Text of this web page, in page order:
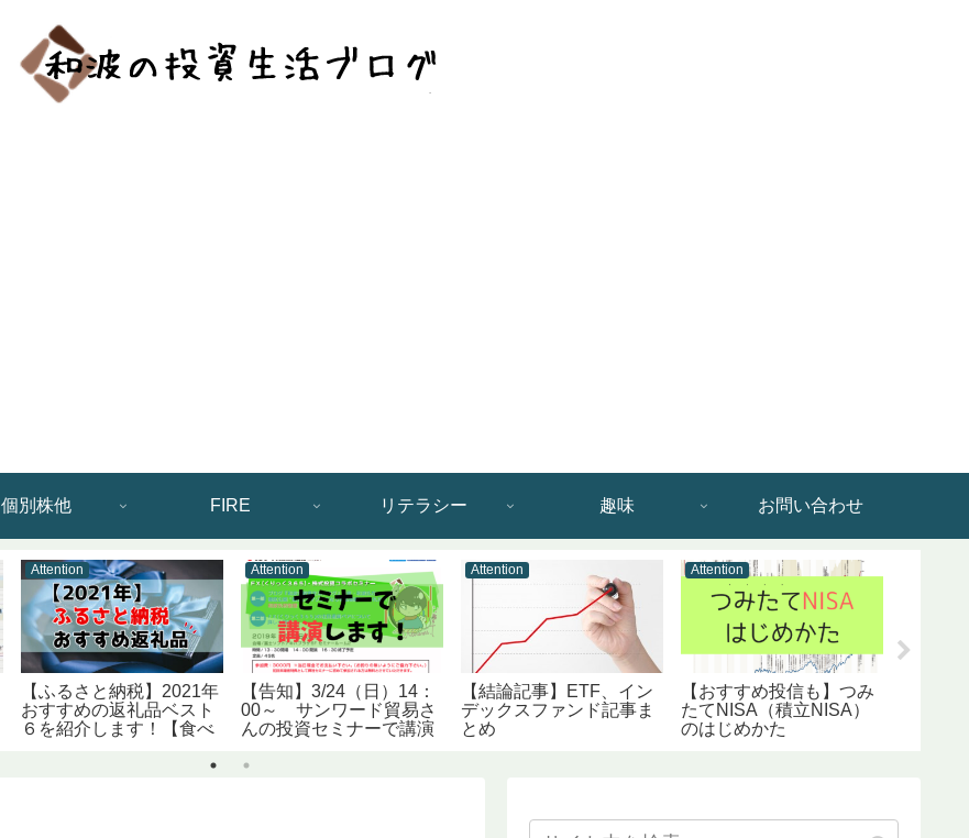
個別株他 FIRE リテラシー 趣味 お問い合わせ
Attention
【ふるさと納税】2021年
おすすめの返礼品ベスト
６を紹介します！【食べ
Attention
【告知】3/24（日）14：
00～ サンワード貿易さ
んの投資セミナーで講演
Attention
【結論記事】ETF、イン
デックスファンド記事ま
とめ
Attention
【おすすめ投信も】つみ
たてNISA（積立NISA）
のはじめかた